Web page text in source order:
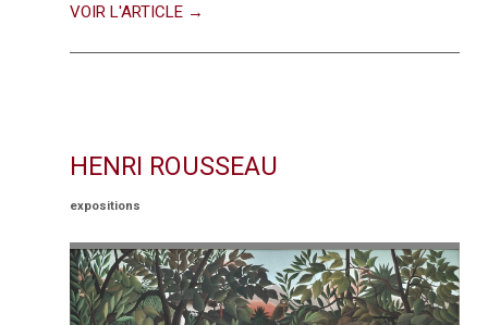
VOIR L'ARTICLE →
HENRI ROUSSEAU
expositions